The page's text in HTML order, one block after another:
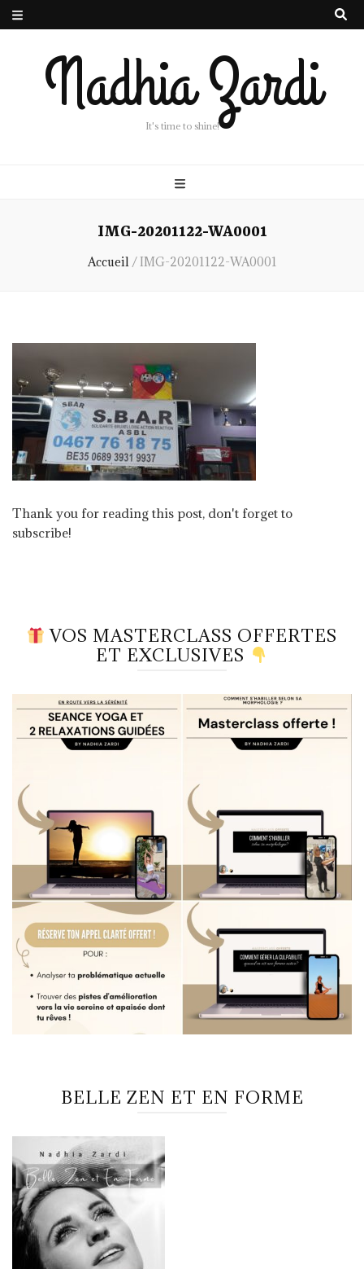
Nadhia Zardi
It's time to shine!
IMG-20201122-WA0001
Accueil /IMG-20201122-WA0001
Thank you for reading this post, don't forget to
subscribe!
VOS MASTERCLASS OFFERTES
ET EXCLUSIVES
BELLE ZEN ET EN FORME